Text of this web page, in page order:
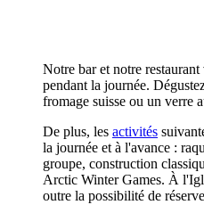
Notre bar et notre
pendant la journée.
fromage suisse ou un verre
De plus, les activités
la journée et à l'avance :
groupe, construction
Arctic Winter Games. À
outre la possibilité de